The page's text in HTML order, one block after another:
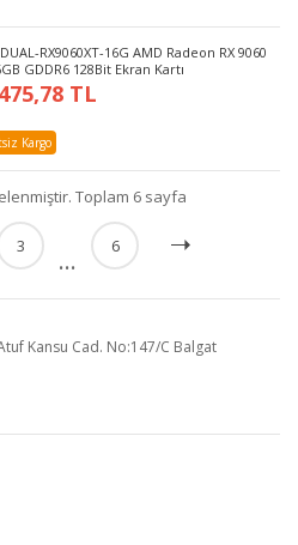
RX9060XT-16G AMD Radeon RX 9060
GDDR6 128Bit Ekran Kartı
TL
Kargo
Toplam 6 sayfa
3 ... 6
Kansu Cad. No:147/C Balgat